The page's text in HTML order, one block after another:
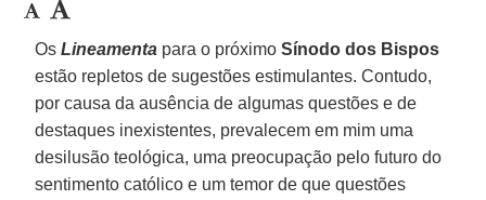
OsLineamenta para o próximoSínodo dos Bispos
estão repletos de sugestões estimulantes. Contudo,
por causa da ausência de algumas questões e de
destaques inexistentes, prevalecem em mim uma
desilusão teológica, uma preocupação pelo futuro do
sentimento católico e um temor de que questões